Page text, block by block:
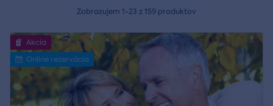
Zobrazujem 1-23 z 159 produktov
Akcia
Online rezervácia